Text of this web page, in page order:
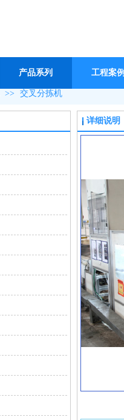
产品系列 工程案
>> 交叉分拣机
详细说明